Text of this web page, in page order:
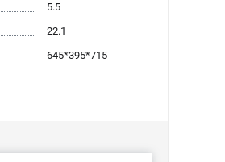
5.5
22.1
645*395*715